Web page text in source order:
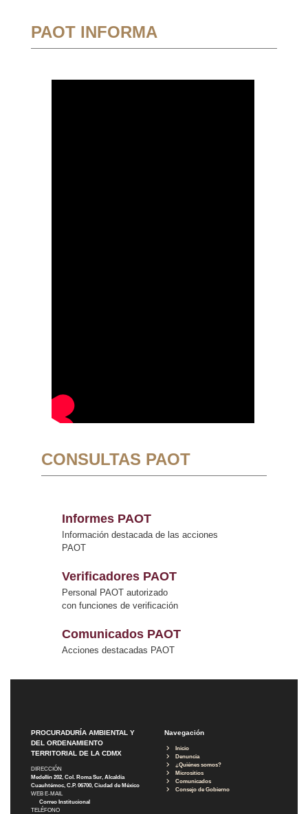
PAOT INFORMA
CONSULTAS PAOT
Informes PAOT
Información destacada de las acciones
PAOT
Verificadores PAOT
Personal PAOT autorizado
con funciones de verificación
Comunicados PAOT
Acciones destacadas PAOT
PROCURADURÍA AMBIENTAL Y
DEL ORDENAMIENTO
TERRITORIAL DE LA CDMX
DIRECCIÓN
Medellín 202, Col. Roma Sur, Alcaldía
Cuauhtémoc, C.P. 06700, Ciudad de México
WEB E-MAIL
Correo Institucional
TELÉFONO
Navegación
Inicio
Denuncia
¿Quiénes somos?
Micrositios
Comunicados
Consejo de Gobierno